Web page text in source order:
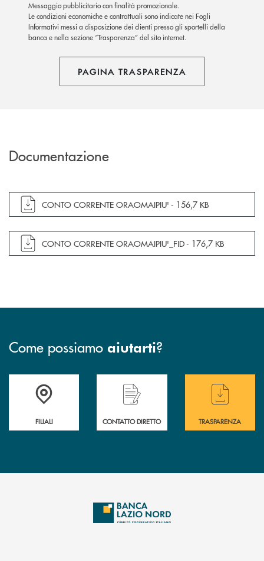
Messaggio pubblicitario con finalità promozionale.
Le condizioni economiche e contrattuali sono indicate nei Fogli
Informativi messi a disposizione dei clienti presso gli sportelli della
banca e nella sezione “Trasparenza” del sito internet.
PAGINA TRASPARENZA
Documentazione
apre documento in una nuova finestra
CONTO CORRENTE ORAOMAIPIU' - 156,7 KB
apre documento in una nuova finestra
CONTO CORRENTE ORAOMAIPIU'_FID - 176,7 KB
Come possiamo aiutarti?
Trova la filiale più vicina a te
FILIALI
Hai bisogno di assistenza immediata ?
CONTATTO DIRETTO
Hai bisogno di
TRASPARENZA